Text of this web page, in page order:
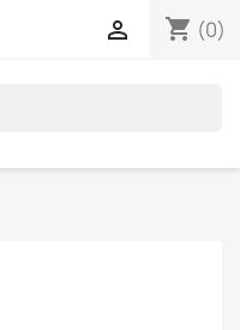
shopping_cart (0)
